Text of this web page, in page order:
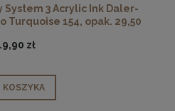
System 3 Acrylic Ink Daler-
Turquoise 154, opak. 29,50
zł
KOSZYKA